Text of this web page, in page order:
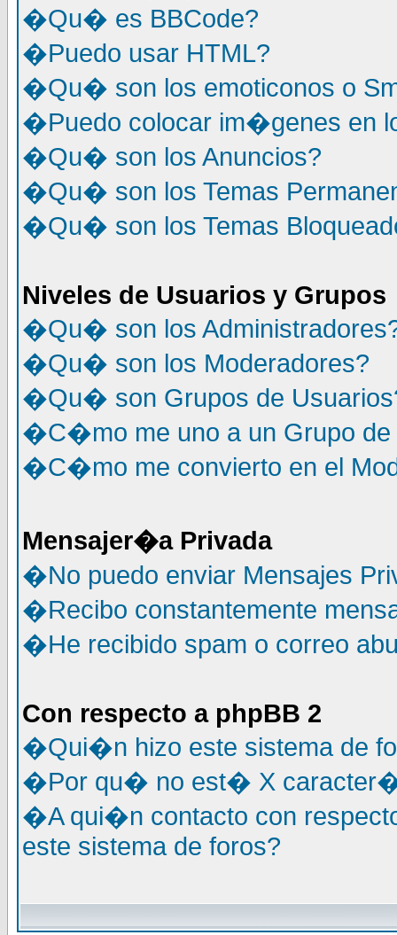
�Qu� es BBCode?
�Puedo usar HTML?
�Qu� son los emoticonos o
�Puedo colocar im�genes en
�Qu� son los Anuncios?
�Qu� son los Temas
�Qu� son los Temas
Niveles de Usuarios y Grupos
�Qu� son los
�Qu� son los Moderadores?
�Qu� son Grupos de
�C�mo me uno a un Grupo de
�C�mo me convierto en el
Mensajer�a Privada
�No puedo enviar Mensajes
�Recibo constantemente
�He recibido spam o correo
Con respecto a phpBB 2
�Qui�n hizo este sistema de
�Por qu� no est� X
�A qui�n contacto con
este sistema de foros?